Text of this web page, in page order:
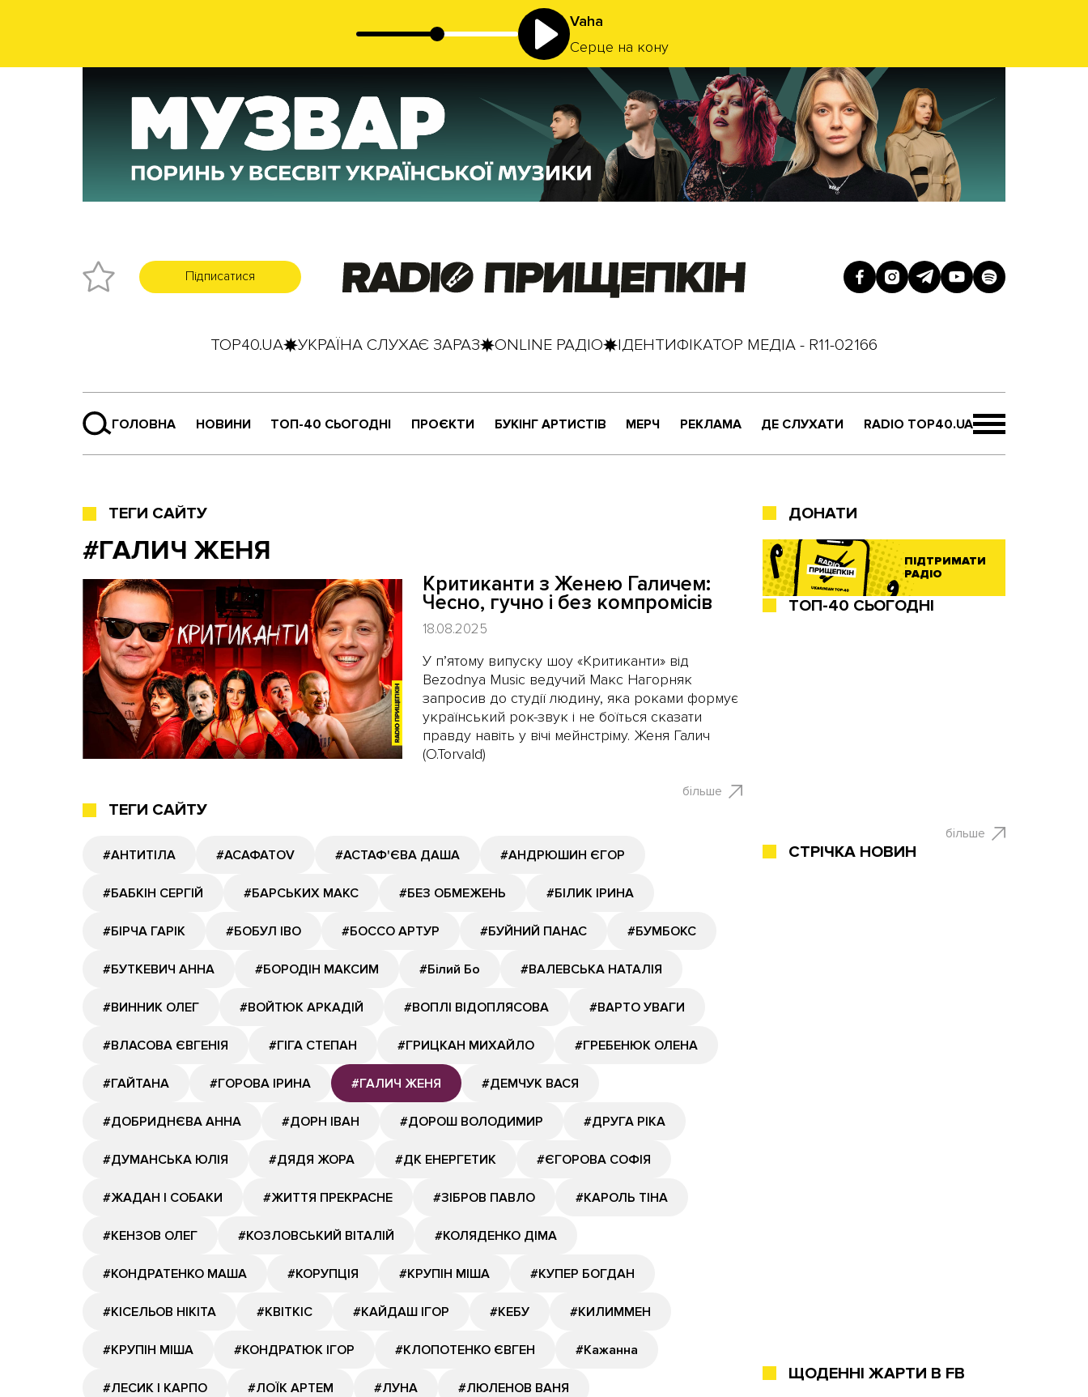
Vaha
Серце на кону
Підписатися
TOP40.UA УКРАЇНА СЛУХАЄ ЗАРАЗ ONLINE РАДІО ІДЕНТИФІКАТОР МЕДІА - R11-02166
ГОЛОВНА НОВИНИ ТОП-40 СЬОГОДНІ ПРОЄКТИ
NEW NAME
СУЧАСНЕ УКРАЇНСЬКЕ КАРАОКЕ
БУКІНГ АРТИСТІВ МЕРЧ РЕКЛАМА ДЕ СЛУХАТИ RADIO TOP40.UA
ТЕГИ САЙТУ
#ГАЛИЧ ЖЕНЯ
Критиканти з Женею Галичем:
Чесно, гучно і без компромісів
18.08.2025
У п’ятому випуску шоу «Критиканти» від
Bezodnya Music ведучий Макс Нагорняк
запросив до студії людину, яка роками формує
український рок-звук і не боїться сказати
правду навіть у вічі мейнстріму. Женя Галич
(O.Torvald)
більше
ТЕГИ САЙТУ
#АНТИТІЛА #АСАФАТОV #АСТАФ'ЄВА ДАША #АНДРЮШИН ЄГОР
#БАБКІН СЕРГІЙ #БАРСЬКИХ МАКС #БЕЗ ОБМЕЖЕНЬ #БІЛИК ІРИНА
#БІРЧА ГАРІК #БОБУЛ ІВО #БОССО АРТУР #БУЙНИЙ ПАНАС #БУМБОКС
#БУТКЕВИЧ АННА #БОРОДІН МАКСИМ #Білий Бо #ВАЛЕВСЬКА НАТАЛІЯ
#ВИННИК ОЛЕГ #ВОЙТЮК АРКАДІЙ #ВОПЛІ ВІДОПЛЯСОВА #ВАРТО УВАГИ
#ВЛАСОВА ЄВГЕНІЯ #ГІГА СТЕПАН #ГРИЦКАН МИХАЙЛО #ГРЕБЕНЮК ОЛЕНА
#ГАЙТАНА #ГОРОВА ІРИНА #ГАЛИЧ ЖЕНЯ #ДЕМЧУК ВАСЯ
#ДОБРИДНЄВА АННА #ДОРН ІВАН #ДОРОШ ВОЛОДИМИР #ДРУГА РІКА
#ДУМАНСЬКА ЮЛІЯ #ДЯДЯ ЖОРА #ДК ЕНЕРГЕТИК #ЄГОРОВА СОФІЯ
#ЖАДАН І СОБАКИ #ЖИТТЯ ПРЕКРАСНЕ #ЗІБРОВ ПАВЛО #КАРОЛЬ ТІНА
#КЕНЗОВ ОЛЕГ #КОЗЛОВСЬКИЙ ВІТАЛІЙ #КОЛЯДЕНКО ДІМА
#КОНДРАТЕНКО МАША #КОРУПЦІЯ #КРУПІН МІША #КУПЕР БОГДАН
#КІСЕЛЬОВ НІКІТА #КВІТКІС #КАЙДАШ ІГОР #КЕБУ #КИЛИММЕН
#КРУПІН МІША #КОНДРАТЮК ІГОР #КЛОПОТЕНКО ЄВГЕН #Кажанна
#ЛЕСИК І КАРПО #ЛОЇК АРТЕМ #ЛУНА #ЛЮЛЕНОВ ВАНЯ
ДОНАТИ
ПІДТРИМАТИ
РАДІО
ТОП-40 СЬОГОДНІ
більше
СТРІЧКА НОВИН
ЩОДЕННІ ЖАРТИ В FB